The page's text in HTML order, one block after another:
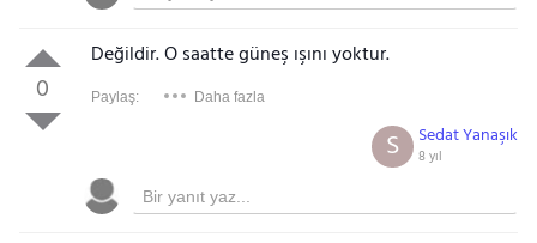
0
Değildir. O saatte güneş ışını yoktur.
Paylaş: Daha fazla
Sedat Yanaşık
8 yıl
S